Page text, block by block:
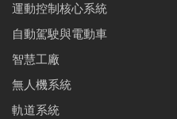
運動控制核心系統
自動駕駛與電動車
智慧工廠
無人機系統
軌道系統